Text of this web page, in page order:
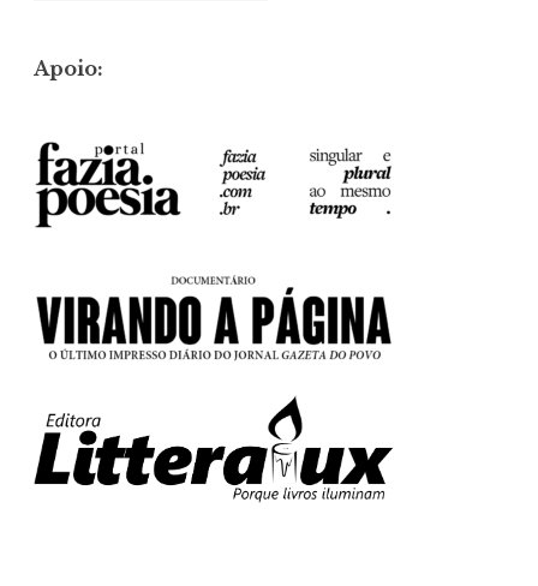
Apoio: